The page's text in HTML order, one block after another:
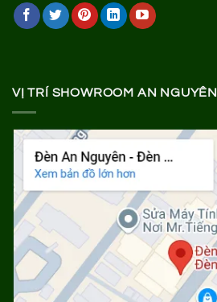
VỊ TRÍ SHOWROOM AN NGUYÊN